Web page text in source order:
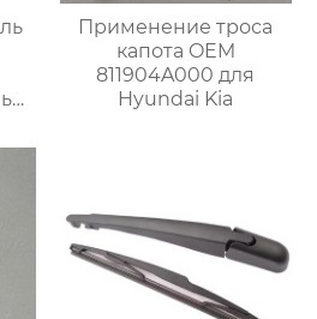
Применение троса
капота OEM
811904A000 для
Hyundai Kia